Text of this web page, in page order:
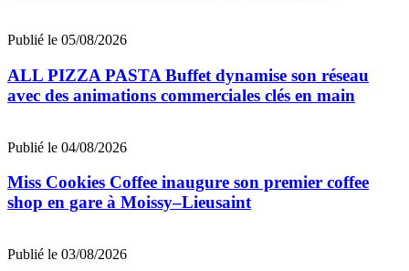
Publié le 05/08/2026
ALL PIZZA PASTA Buffet dynamise son réseau
avec des animations commerciales clés en main
Publié le 04/08/2026
Miss Cookies Coffee inaugure son premier coffee
shop en gare à Moissy–Lieusaint
Publié le 03/08/2026